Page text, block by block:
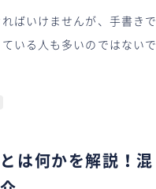
ばいけませんが、手書きで
いる人も多いのではないで
は何かを解説！混